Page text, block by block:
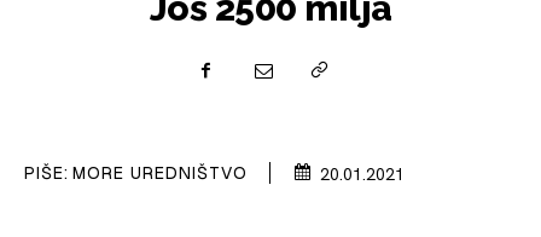
SPORT
PIŠE: MORE UREDNIŠTVO 20.01.2021